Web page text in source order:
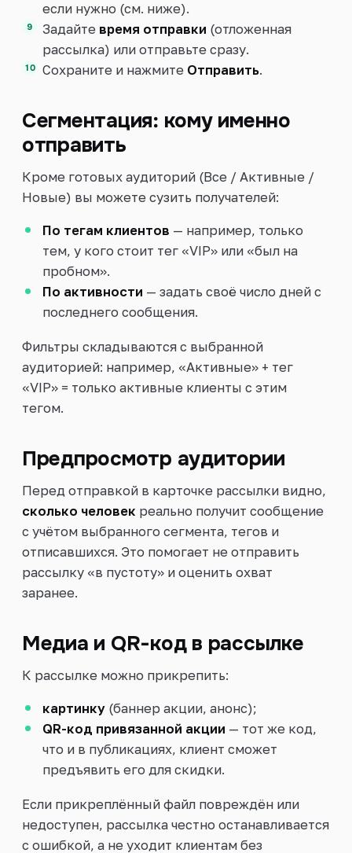
если нужно (см. ниже).
Задайте время отправки (отложенная
рассылка) или отправьте сразу.
Сохраните и нажмите Отправить.
Сегментация: кому именно
отправить
Кроме готовых аудиторий (Все / Активные /
Новые) вы можете сузить получателей:
По тегам клиентов — например, только
тем, у кого стоит тег «VIP» или «был на
пробном».
По активности — задать своё число дней с
последнего сообщения.
Фильтры складываются с выбранной
аудиторией: например, «Активные» + тег
«VIP» = только активные клиенты с этим
тегом.
Предпросмотр аудитории
Перед отправкой в карточке рассылки видно,
сколько человек реально получит сообщение
с учётом выбранного сегмента, тегов и
отписавшихся. Это помогает не отправить
рассылку «в пустоту» и оценить охват
заранее.
Медиа и QR-код в рассылке
К рассылке можно прикрепить:
картинку (баннер акции, анонс);
QR-код привязанной акции — тот же код,
что и в публикациях, клиент сможет
предъявить его для скидки.
Если прикреплённый файл повреждён или
недоступен, рассылка честно останавливается
с ошибкой, а не уходит клиентам без